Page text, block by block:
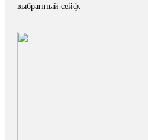
выбранный сейф.